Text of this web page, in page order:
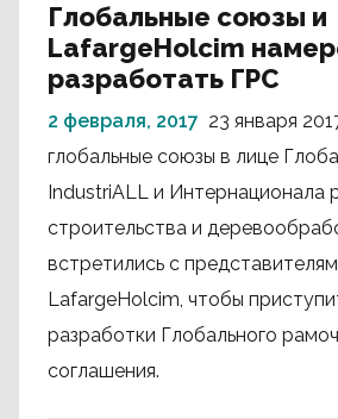
Глобальные союзы и
LafargeHolcim
разработать ГРС
2 февраля, 2017 23 января
глобальные союзы в лице
IndustriALL и Интернационала
строительства и
встретились с
LafargeHolcim, чтобы
разработки Глобального
соглашения.